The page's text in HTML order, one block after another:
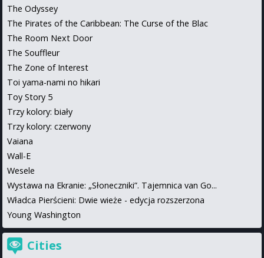
The Odyssey
The Pirates of the Caribbean: The Curse of the Blac
The Room Next Door
The Souffleur
The Zone of Interest
Toi yama-nami no hikari
Toy Story 5
Trzy kolory: biały
Trzy kolory: czerwony
Vaiana
Wall-E
Wesele
Wystawa na Ekranie: „Słoneczniki”. Tajemnica van Go...
Władca Pierścieni: Dwie wieże - edycja rozszerzona
Young Washington
Cities